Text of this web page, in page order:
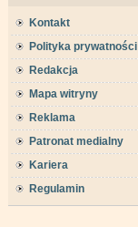
Kontakt
Polityka prywatności
Redakcja
Mapa witryny
Reklama
Patronat medialny
Kariera
Regulamin